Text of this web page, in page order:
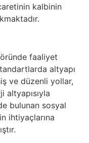
kalbinin
faaliyet
altyapı
ve düzenli yollar,
altyapısıyla
bulunan sosyal
ihtiyaçlarına